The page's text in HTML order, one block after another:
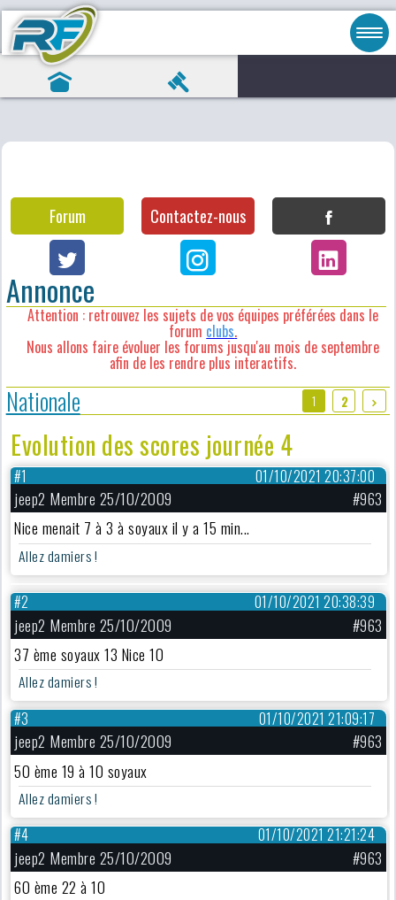
Forum Contactez-nous
Annonce
Attention : retrouvez les sujets de vos équipes préférées dans le
forum clubs.
Nous allons faire évoluer les forums jusqu'au mois de septembre
afin de les rendre plus interactifs.
Nationale 1 2
Evolution des scores journée 4
01/10/2021 20:37:00
#1
jeep2 Membre 25/10/2009
#963
Nice menait 7 à 3 à soyaux il y a 15 min...
Allez damiers !
01/10/2021 20:38:39
#2
jeep2 Membre 25/10/2009
#963
37 ème soyaux 13 Nice 10
Allez damiers !
01/10/2021 21:09:17
#3
jeep2 Membre 25/10/2009
#963
50 ème 19 à 10 soyaux
Allez damiers !
01/10/2021 21:21:24
#4
jeep2 Membre 25/10/2009
#963
60 ème 22 à 10